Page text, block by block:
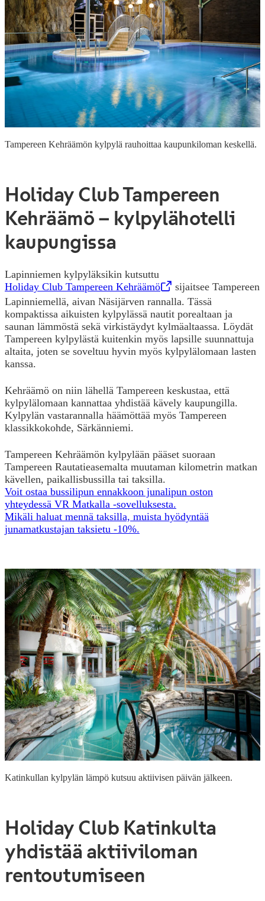
Tampereen Kehräämön kylpylä rauhoittaa kaupunkiloman keskellä.
Holiday Club Tampereen
Kehräämö – kylpylähotelli
kaupungissa
Lapinniemen kylpyläksikin kutsuttu
Holiday Club Tampereen Kehräämö
,Opens in a new tab
sijaitsee Tampereen
Lapinniemellä, aivan Näsijärven rannalla. Tässä
kompaktissa aikuisten kylpylässä nautit porealtaan ja
saunan lämmöstä sekä virkistäydyt kylmäaltaassa. Löydät
Tampereen kylpylästä kuitenkin myös lapsille suunnattuja
altaita, joten se soveltuu hyvin myös kylpylälomaan lasten
kanssa.
Kehräämö on niin lähellä Tampereen keskustaa, että
kylpylälomaan kannattaa yhdistää kävely kaupungilla.
Kylpylän vastarannalla häämöttää myös Tampereen
klassikkokohde, Särkänniemi.
Tampereen Kehräämön kylpylään pääset suoraan
Tampereen Rautatieasemalta muutaman kilometrin matkan
kävellen, paikallisbussilla tai taksilla.
Voit ostaa bussilipun ennakkoon junalipun oston
yhteydessä VR Matkalla -sovelluksesta.
Mikäli haluat mennä taksilla, muista hyödyntää
junamatkustajan taksietu -10%.
Katinkullan kylpylän lämpö kutsuu aktiivisen päivän jälkeen.
Holiday Club Katinkulta
yhdistää aktiiviloman
rentoutumiseen